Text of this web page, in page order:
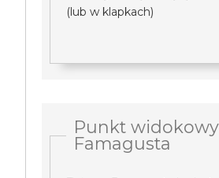
(lub w klapkach)
Punkt widokowy
Famagusta